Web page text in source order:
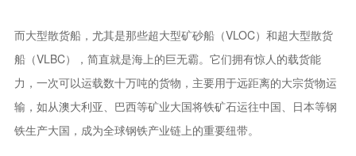
而大型散货船，尤其是那些超大型矿砂船（VLOC）和超大型散货
船（VLBC），简直就是海上的巨无霸。它们拥有惊人的载货能
力，一次可以运载数十万吨的货物，主要用于远距离的大宗货物运
输，如从澳大利亚、巴西等矿业大国将铁矿石运往中国、日本等钢
铁生产大国，成为全球钢铁产业链上的重要纽带。